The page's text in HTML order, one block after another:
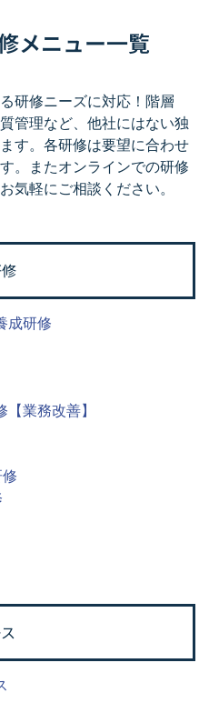
メニュー一覧
研修ニーズに対応！階層
管理など、他社にはない独
す。各研修は要望に合わせ
。またオンラインでの研修
気軽にご相談ください。
成研修
業務改善】